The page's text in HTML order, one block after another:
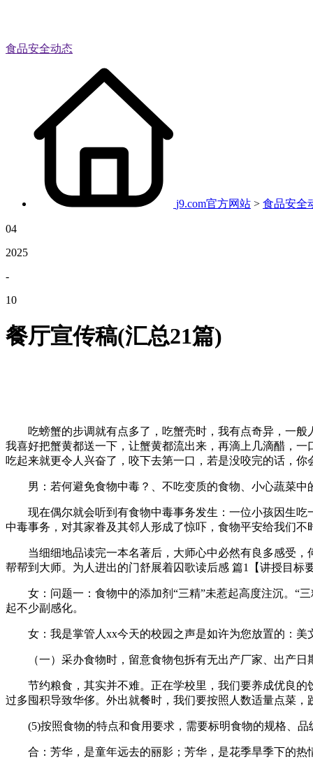
食品安全动态
j9.com官方网站 > 食品安全
04
2025
-
10
餐厅宣传稿(汇总21篇)
吃螃蟹的步调就有点多了，吃蟹壳时，我有点奇异，一般
我喜好把蟹黄都送一下，让蟹黄都流出来，再滴上几滴醋，
吃起来就更令人兴奋了，咬下去第一口，若是没咬完的话，
男：若何避免食物中毒？、不吃变质的食物、小心蔬菜中
现在偶尔就会听到有食物中毒事务发生：一位小孩因生吃
中毒事务，对其家眷及其邻人形成了惊吓，食物平安给我们不
当细细地品读完一本名著后，大师心中必然有良多感受，
帮帮到大师。为人进出的门舒展着囚歌读后感 篇1【讲授目
女：问题一：食物中的添加剂“三精”未惹起高度注沉。“三
起不少副感化。
女：我是掌管人xx今天的校园之声是如许为您放置的：美
（一）采办食物时，留意食物包拆有无出产厂家、出产日
节约粮食，其实并不难。正在学校里，我们要养成优良的
过多囤积导致华侈。外出就餐时，我们要按照人数适量点菜，
(5)按照食物的特点和食用要求，需要标明食物的规格、品
合：芳华，是童年远去的丽影；芳华，是花季旱季下的热